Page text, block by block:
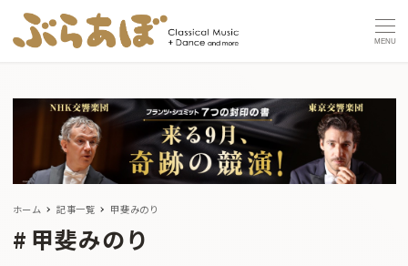
MENU
ホーム 記事一覧 甲斐みのり
甲斐みのり